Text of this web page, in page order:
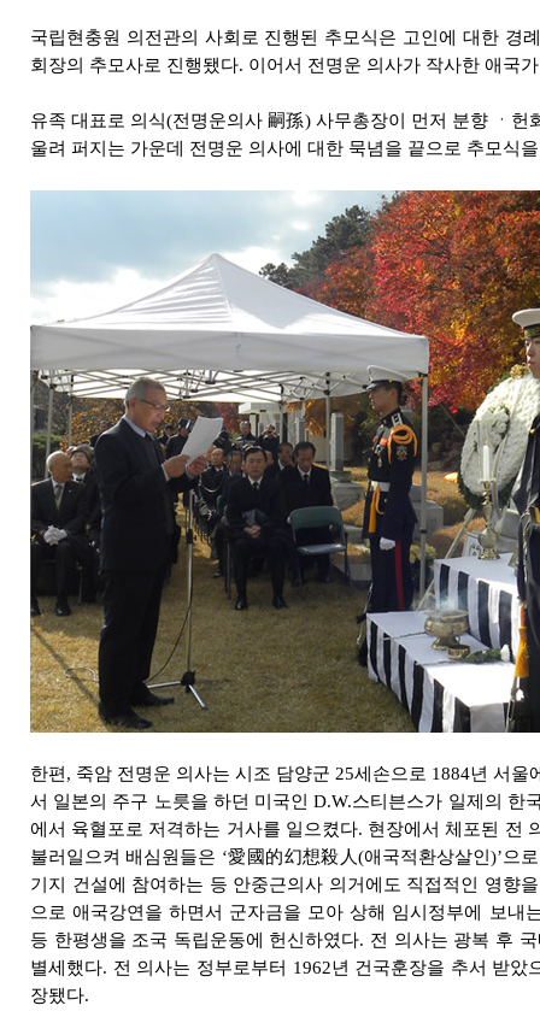
국립현충원 의전관의 사회로 진행된 추모식은 고인에 대한 경
회장의 추모사로 진행됐다. 이어서 전명운 의사가 작사한 애국
유족 대표로 의식(전명운의사 嗣孫) 사무총장이 먼저 분향 ㆍ
울려 퍼지는 가운데 전명운 의사에 대한 묵념을 끝으로 추모식
한편, 죽암 전명운 의사는 시조 담양군 25세손으로 1884년 서
서 일본의 주구 노릇을 하던 미국인 D.W.스티븐스가 일제의
에서 육혈포로 저격하는 거사를 일으켰다. 현장에서 체포된 전
불러일으켜 배심원들은 ‘愛國的幻想殺人(애국적환상살인)’으
기지 건설에 참여하는 등 안중근의사 의거에도 직접적인 영향
으로 애국강연을 하면서 군자금을 모아 상해 임시정부에 보
등 한평생을 조국 독립운동에 헌신하였다. 전 의사는 광복 후
별세했다. 전 의사는 정부로부터 1962년 건국훈장을 추서 받
장됐다.